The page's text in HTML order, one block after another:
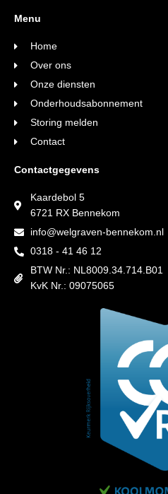
Menu
Home
Over ons
Onze diensten
Onderhoudsabonnement
Storing melden
Contact
Contactgegevens
Kaardebol 5
6721 RX Bennekom
info@welgraven-bennekom.nl
0318 - 41 46 12
BTW Nr.: NL8009.34.714.B01
KvK Nr.: 09075065